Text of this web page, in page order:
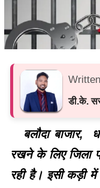
डी.के.
बलौदा बाजार,
रखने के लिए जिला
रही है। इसी कड़ी